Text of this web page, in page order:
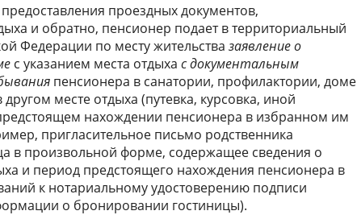
проездных документов,
и обратно, пенсионер подает в территориальный
Федерации по месту жительства заявление о
с указанием места отдыха с документальным
пенсионера в санатории, профилактории, доме
месте отдыха (путевка, курсовка, иной
нахождении пенсионера в избранном им
пригласительное письмо родственника
в произвольной форме, содержащее сведения о
и период предстоящего нахождения пенсионера в
к нотариальному удостоверению подписи
о бронировании гостиницы).